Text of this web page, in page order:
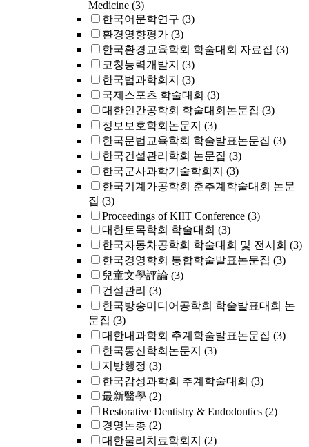
Medicine (3)
한국어문학연구 (3)
환경영향평가 (3)
한국환경교육학회 학술대회 자료집 (3)
코칭능력개발지 (3)
한국법과학회지 (3)
국제스포츠 학술대회 (3)
대한인간공학회 학술대회논문집 (3)
정보보호학회논문지 (3)
한국문법교육학회 학술발표논문집 (3)
한국건설관리학회 논문집 (3)
한국군사과학기술학회지 (3)
한국기계가공학회 춘추계학술대회 논문
집 (3)
Proceedings of KIIT Conference (3)
대한토목학회 학술대회 (3)
한국자동차공학회 학술대회 및 전시회 (3)
한국경영학회 통합학술발표논문집 (3)
兒童文學評論 (3)
건설관리 (3)
한국방송미디어공학회 학술발표대회 논
문집 (3)
대한내과학회 추계학술발표논문집 (3)
한국통신학회논문지 (3)
지방행정 (3)
한국감성과학회 추계학술대회 (3)
最新醫學 (2)
Restorative Dentistry & Endodontics (2)
경영논총 (2)
대한물리치료학회지 (2)